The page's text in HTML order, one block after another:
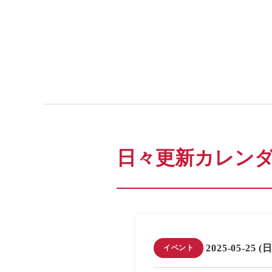
日々更新カレン
イベント 2025-05-25 (